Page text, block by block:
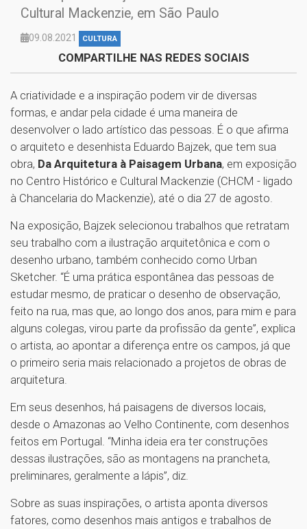
Cultural Mackenzie, em São Paulo
09.08.2021 CULTURA
COMPARTILHE NAS REDES SOCIAIS
A criatividade e a inspiração podem vir de diversas
formas, e andar pela cidade é uma maneira de
desenvolver o lado artístico das pessoas. É o que afirma
o arquiteto e desenhista Eduardo Bajzek, que tem sua
obra, Da Arquitetura à Paisagem Urbana, em exposição
no Centro Histórico e Cultural Mackenzie (CHCM - ligado
à Chancelaria do Mackenzie), até o dia 27 de agosto.
Na exposição, Bajzek selecionou trabalhos que retratam
seu trabalho com a ilustração arquitetônica e com o
desenho urbano, também conhecido como Urban
Sketcher. “É uma prática espontânea das pessoas de
estudar mesmo, de praticar o desenho de observação,
feito na rua, mas que, ao longo dos anos, para mim e para
alguns colegas, virou parte da profissão da gente”, explica
o artista, ao apontar a diferença entre os campos, já que
o primeiro seria mais relacionado a projetos de obras de
arquitetura.
Em seus desenhos, há paisagens de diversos locais,
desde o Amazonas ao Velho Continente, com desenhos
feitos em Portugal. “Minha ideia era ter construções
dessas ilustrações, são as montagens na prancheta,
preliminares, geralmente a lápis”, diz.
Sobre as suas inspirações, o artista aponta diversos
fatores, como desenhos mais antigos e trabalhos de